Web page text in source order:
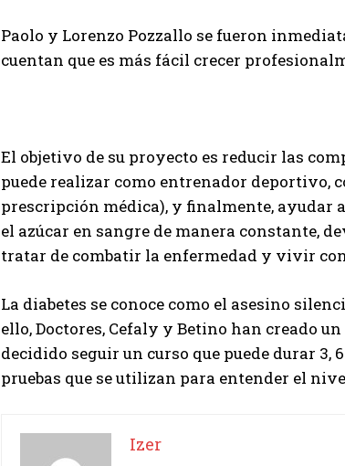
Paolo y Lorenzo Pozzallo se fueron
cuentan que es más fácil crecer
El objetivo de su proyecto es reducir las
puede realizar como entrenador deportivo,
prescripción médica), y finalmente, ayudar
el azúcar en sangre de manera constante,
tratar de combatir la enfermedad y vivir
La diabetes se conoce como el asesino
ello, Doctores, Cefaly y Betino han creado
decidido seguir un curso que puede durar 3,
pruebas que se utilizan para entender el
Izer